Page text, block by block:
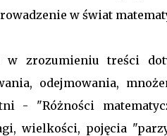
w świat
w zrozumieniu treści
odejmowania,
- "Różności
wielkości, pojęcia